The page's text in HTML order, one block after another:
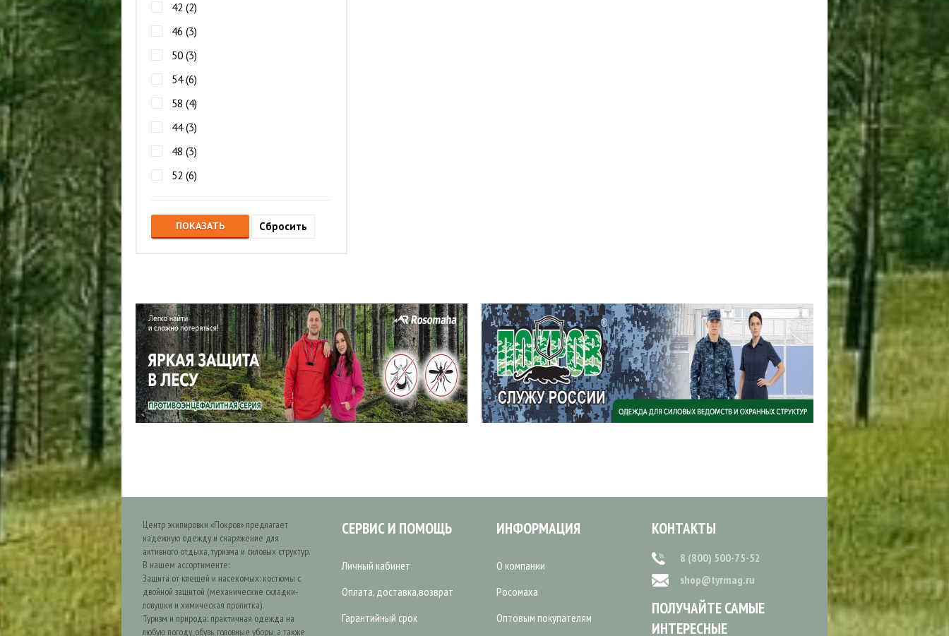
42 (2)
46 (3)
50 (3)
54 (6)
58 (4)
44 (3)
48 (3)
52 (6)
56 (4)
Центр экипировки «Покров» предлагает
надежную одежду и снаряжение для
активного отдыха, туризма и силовых структур.
В нашем ассортименте:
Защита от клещей и насекомых: костюмы с
двойной защитой (механические складки-
ловушки и химическая пропитка).
Туризм и природа: практичная одежда на
любую погоду, обувь, головные уборы, а также
СЕРВИС И ПОМОЩЬ
Личный кабинет
Оплата, доставка,возврат
Гарантийный срок
ИНФОРМАЦИЯ
О компании
Росомаха
Оптовым покупателям
КОНТАКТЫ
8 (800) 500-75-52
shop@tyrmag.ru
ПОЛУЧАЙТЕ САМЫЕ
ИНТЕРЕСНЫЕ